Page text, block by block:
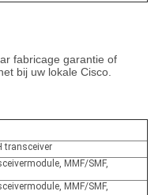
fabricage garantie of
bij uw lokale Cisco.
transceiver
MMF/SMF,
MMF/SMF,